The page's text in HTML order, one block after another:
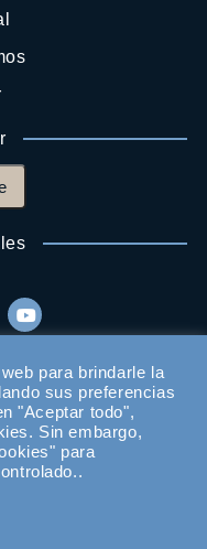
para brindarle la
sus preferencias
"Aceptar todo",
Sin embargo,
para